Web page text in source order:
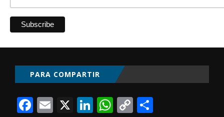
PARA COMPARTIR
Facebook
Email
X LinkedIn
WhatsApp
Copy